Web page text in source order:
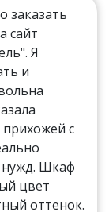
заказать
сайт
Я
и
с
Шкаф
цвет
оттенок.